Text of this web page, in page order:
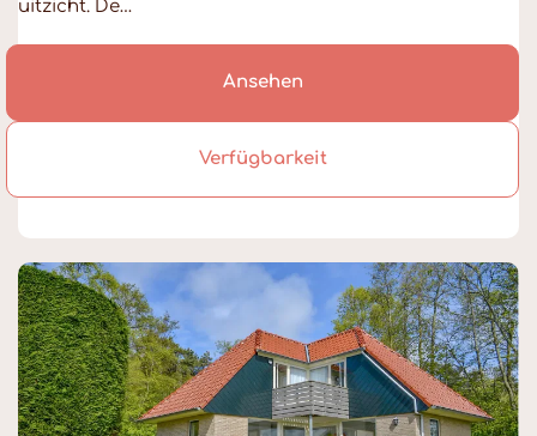
uitzicht. De…
Ansehen
Verfügbarkeit